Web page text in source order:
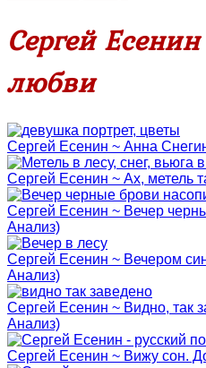
Сергей
любви
Сергей Есенин ~ Анна
Сергей Есенин ~ Ах, метель
Сергей Есенин ~ Вечер
Анализ)
Сергей Есенин ~ Вечером
Анализ)
Сергей Есенин ~ Видно, так
Анализ)
Сергей Есенин ~ Вижу сон.